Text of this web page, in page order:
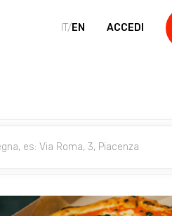
IT/EN ACCEDI